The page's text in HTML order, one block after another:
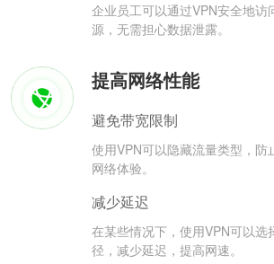
企业员工可以通过VPN安全地访
源，无需担心数据泄露。
提高网络性能
避免带宽限制
使用VPN可以隐藏流量类型，防
网络体验。
减少延迟
在某些情况下，使用VPN可以选
径，减少延迟，提高网速。